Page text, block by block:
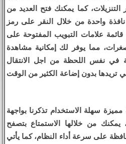
كما يمكنك فتح العديد من
واحدة من خلال النقر على رمز
علامات التبويب المفتوحة على
مما يوفر لك إمكانية مشاهدة
في نفس اللحظة من اجل الانتقال
تريدها بدون إضاعة الكثير من الوقت
سهلة الاستخدام تذكرنا بواجهة
يمكنك من خلالها الاستمتاع بتصفح
على سرعة أداء النظام، كما يأتي